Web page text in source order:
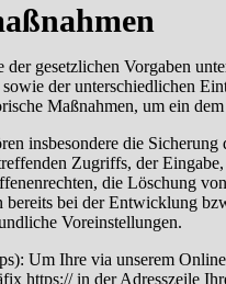
gesetzlichen Vorgaben
der unterschiedlichen
Maßnahmen, um ein
insbesondere die
Zugriffs, der
die Löschung
bereits bei der Entwicklung
Voreinstellungen.
Um Ihre via unserem
https:// in der Adresszeile